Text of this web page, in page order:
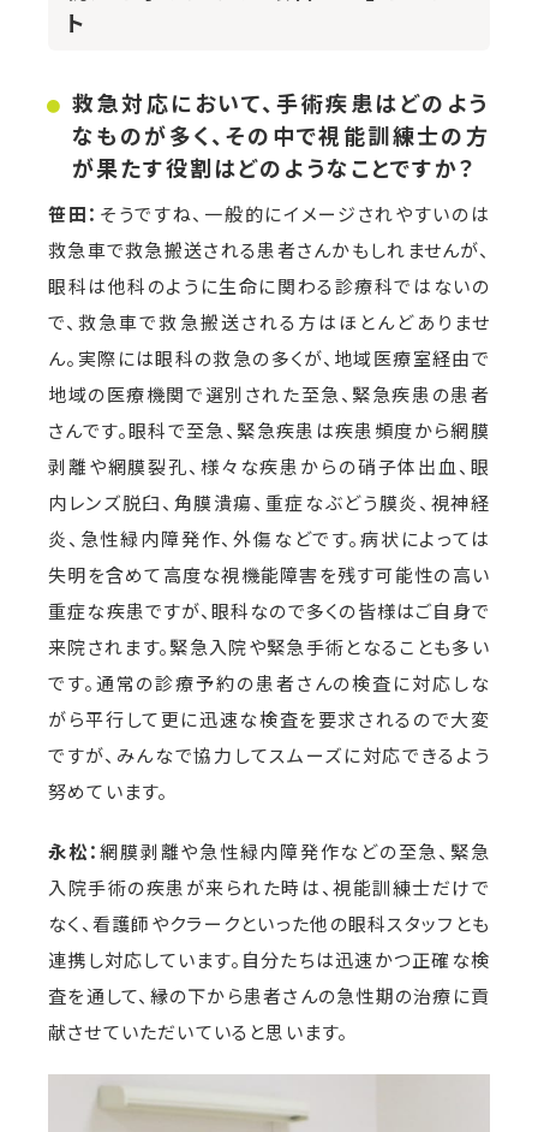
ト
救急対応において、手術疾患はどのよう
なものが多く、その中で視能訓練士の方
が果たす役割はどのようなことですか？
笹田： そうですね、一般的にイメージされやすいのは
救急車で救急搬送される患者さんかもしれませんが、
眼科は他科のように生命に関わる診療科ではないの
で、救急車で救急搬送される方はほとんどありませ
ん。実際には眼科の救急の多くが、地域医療室経由で
地域の医療機関で選別された至急、緊急疾患の患者
さんです。眼科で至急、緊急疾患は疾患頻度から網膜
剥離や網膜裂孔、様々な疾患からの硝子体出血、眼
内レンズ脱臼、角膜潰瘍、重症なぶどう膜炎、視神経
炎、急性緑内障発作、外傷などです。病状によっては
失明を含めて高度な視機能障害を残す可能性の高い
重症な疾患ですが、眼科なので多くの皆様はご自身で
来院されます。緊急入院や緊急手術となることも多い
です。通常の診療予約の患者さんの検査に対応しな
がら平行して更に迅速な検査を要求されるので大変
ですが、みんなで協力してスムーズに対応できるよう
努めています。
永松：網膜剥離や急性緑内障発作などの至急、緊急
入院手術の疾患が来られた時は、視能訓練士だけで
なく、看護師やクラークといった他の眼科スタッフとも
連携し対応しています。自分たちは迅速かつ正確な検
査を通して、縁の下から患者さんの急性期の治療に貢
献させていただいていると思います。